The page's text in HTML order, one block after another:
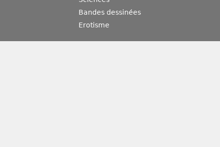
Bandes dessinées
Erotisme